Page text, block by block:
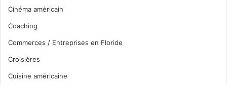
Cinéma américain
Coaching
Commerces / Entreprises en Floride
Croisières
Cuisine américaine